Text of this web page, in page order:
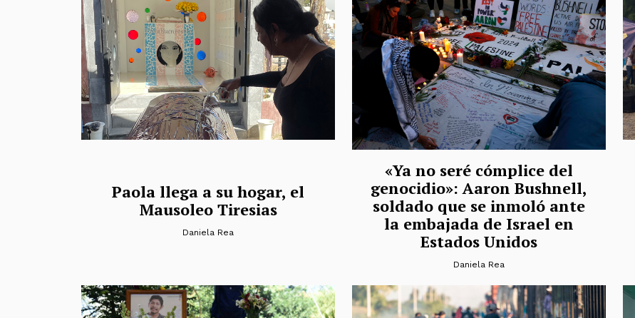
Paola llega a su hogar, el
Mausoleo Tiresias
Daniela Rea
«Ya no seré cómplice del
genocidio»: Aaron Bushnell,
soldado que se inmoló ante
la embajada de Israel en
Estados Unidos
Daniela Rea